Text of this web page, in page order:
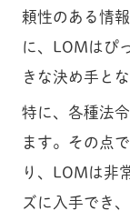
頼性のある情
に、LOMはぴ
きな決め手と
特に、各種法
ます。その点
り、LOMは非
ズに入手でき